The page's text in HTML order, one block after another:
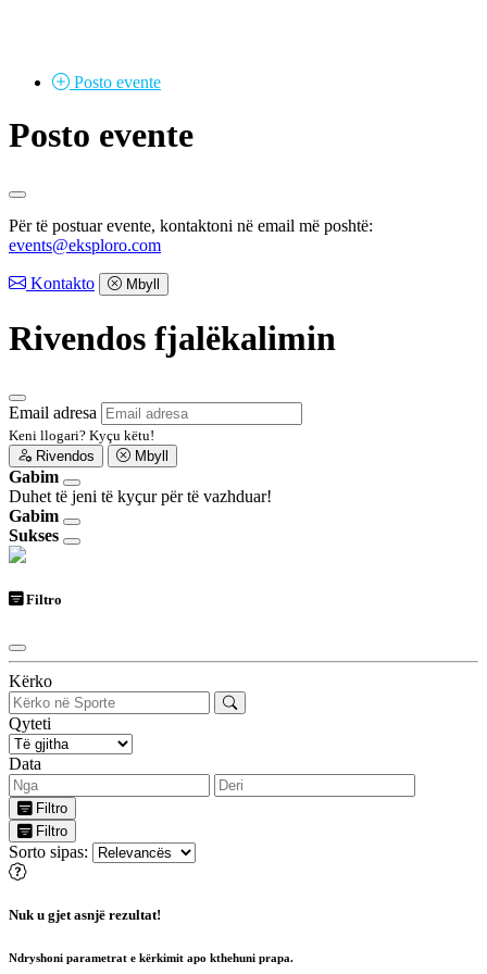
Posto evente
Posto evente
Për të postuar evente, kontaktoni në email më poshtë:
events@eksploro.com
Kontakto Mbyll
Rivendos fjalëkalimin
Email adresa
Keni llogari? Kyçu këtu!
Rivendos
Mbyll
Gabim
Duhet të jeni të kyçur për të vazhduar!
Gabim
Sukses
Filtro
Kërko
Qyteti
Data
Filtro
Filtro
Sorto sipas:
Nuk u gjet asnjë rezultat!
Ndryshoni parametrat e kërkimit apo kthehuni prapa.